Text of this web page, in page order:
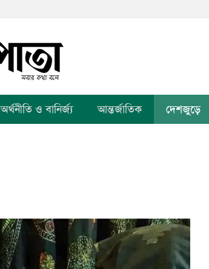
অর্থনীতি ও বানির্জ্য আন্তর্জাতিক দেশজুড়ে